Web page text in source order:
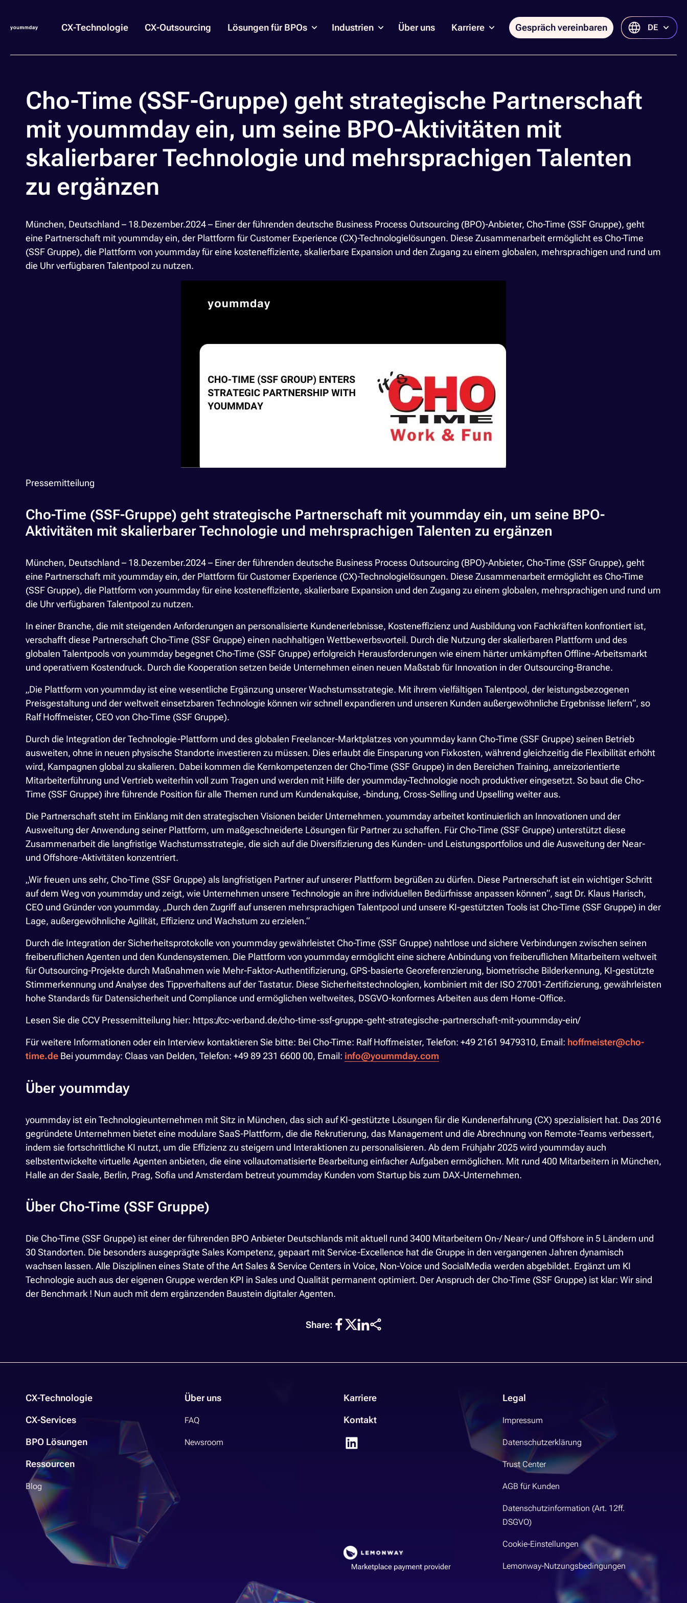
CX-Technologie CX-Outsourcing Lösungen für BPOs Industrien Über uns Karriere Gespräch vereinbaren DE
Cho-Time (SSF-Gruppe) geht strategische Partnerschaft
mit yoummday ein, um seine BPO-Aktivitäten mit
skalierbarer Technologie und mehrsprachigen Talenten
zu ergänzen
München, Deutschland – 18.Dezember.2024– Einer der führenden deutsche Business Process Outsourcing (BPO)-Anbieter, Cho-Time (SSF Gruppe), geht
eine Partnerschaft mit yoummday ein, der Plattform für Customer Experience (CX)-Technologielösungen. Diese Zusammenarbeit ermöglicht es Cho-Time
(SSF Gruppe), die Plattform von yoummday für eine kosteneffiziente, skalierbare Expansion und den Zugang zu einem globalen, mehrsprachigen und rund um
die Uhr verfügbaren Talentpool zu nutzen.
Pressemitteilung
Cho-Time (SSF-Gruppe) geht strategische Partnerschaft mit yoummday ein, um seine BPO-
Aktivitäten mit skalierbarer Technologie und mehrsprachigen Talenten zu ergänzen
München, Deutschland – 18.Dezember.2024– Einer der führenden deutsche Business Process Outsourcing (BPO)-Anbieter, Cho-Time (SSF Gruppe), geht
eine Partnerschaft mit yoummday ein, der Plattform für Customer Experience (CX)-Technologielösungen. Diese Zusammenarbeit ermöglicht es Cho-Time
(SSF Gruppe), die Plattform von yoummday für eine kosteneffiziente, skalierbare Expansion und den Zugang zu einem globalen, mehrsprachigen und rund um
die Uhr verfügbaren Talentpool zu nutzen.
In einer Branche, die mit steigenden Anforderungen an personalisierte Kundenerlebnisse, Kosteneffizienz und Ausbildung von Fachkräften konfrontiert ist,
verschafft diese Partnerschaft Cho-Time (SSF Gruppe) einen nachhaltigen Wettbewerbsvorteil. Durch die Nutzung der skalierbaren Plattform und des
globalen Talentpools von yoummday begegnet Cho-Time (SSF Gruppe) erfolgreich Herausforderungen wie einem härter umkämpften Offline-Arbeitsmarkt
und operativem Kostendruck. Durch die Kooperation setzen beide Unternehmen einen neuen Maßstab für Innovation in der Outsourcing-Branche.
„Die Plattform von yoummday ist eine wesentliche Ergänzung unserer Wachstumsstrategie. Mit ihrem vielfältigen Talentpool, der leistungsbezogenen
Preisgestaltung und der weltweit einsetzbaren Technologie können wir schnell expandieren und unseren Kunden außergewöhnliche Ergebnisse liefern“, so
Ralf Hoffmeister, CEO von Cho-Time (SSF Gruppe).
Durch die Integration der Technologie-Plattform und des globalen Freelancer-Marktplatzes von yoummday kann Cho-Time (SSF Gruppe) seinen Betrieb
ausweiten, ohne in neuen physische Standorte investieren zu müssen. Dies erlaubt die Einsparung von Fixkosten, während gleichzeitig die Flexibilität erhöht
wird, Kampagnen global zu skalieren. Dabei kommen die Kernkompetenzen der Cho-Time (SSF Gruppe) in den Bereichen Training, anreizorientierte
Mitarbeiterführung und Vertrieb weiterhin voll zum Tragen und werden mit Hilfe der yoummday-Technologie noch produktiver eingesetzt. So baut die Cho-
Time (SSF Gruppe) ihre führende Position für alle Themen rund um Kundenakquise, -bindung, Cross-Selling und Upselling weiter aus.
Die Partnerschaft steht im Einklang mit den strategischen Visionen beider Unternehmen. yoummday arbeitet kontinuierlich an Innovationen und der
Ausweitung der Anwendung seiner Plattform, um maßgeschneiderte Lösungen für Partner zu schaffen. Für Cho-Time (SSF Gruppe) unterstützt diese
Zusammenarbeit die langfristige Wachstumsstrategie, die sich auf die Diversifizierung des Kunden- und Leistungsportfolios und die Ausweitung der Near-
und Offshore-Aktivitäten konzentriert.
„Wir freuen uns sehr, Cho-Time (SSF Gruppe) als langfristigen Partner auf unserer Plattform begrüßen zu dürfen. Diese Partnerschaft ist ein wichtiger Schritt
auf dem Weg von yoummday und zeigt, wie Unternehmen unsere Technologie an ihre individuellen Bedürfnisse anpassen können“, sagt Dr. Klaus Harisch,
CEO und Gründer von yoummday. „Durch den Zugriff auf unseren mehrsprachigen Talentpool und unsere KI-gestützten Tools ist Cho-Time (SSF Gruppe) in der
Lage, außergewöhnliche Agilität, Effizienz und Wachstum zu erzielen.“
Durch die Integration der Sicherheitsprotokolle von yoummday gewährleistet Cho-Time (SSF Gruppe) nahtlose und sichere Verbindungen zwischen seinen
freiberuflichen Agenten und den Kundensystemen. Die Plattform von yoummday ermöglicht eine sichere Anbindung von freiberuflichen Mitarbeitern weltweit
für Outsourcing-Projekte durch Maßnahmen wie Mehr-Faktor-Authentifizierung, GPS-basierte Georeferenzierung, biometrische Bilderkennung, KI-gestützte
Stimmerkennung und Analyse des Tippverhaltens auf der Tastatur. Diese Sicherheitstechnologien, kombiniert mit der ISO 27001-Zertifizierung, gewährleisten
hohe Standards für Datensicherheit und Compliance und ermöglichen weltweites, DSGVO-konformes Arbeiten aus dem Home-Office.
Lesen Sie die CCV Pressemitteilung hier: https://cc-verband.de/cho-time-ssf-gruppe-geht-strategische-partnerschaft-mit-yoummday-ein/
Für weitere Informationen oder ein Interview kontaktieren Sie bitte: Bei Cho-Time: Ralf Hoffmeister, Telefon: +49 2161 9479310, Email: hoffmeister@cho-
time.de Bei yoummday: Claas van Delden, Telefon: +49 89 231 6600 00, Email: info@yoummday.com
Über yoummday
yoummday ist ein Technologieunternehmen mit Sitz in München, das sich auf KI-gestützte Lösungen für die Kundenerfahrung (CX) spezialisiert hat. Das 2016
gegründete Unternehmen bietet eine modulare SaaS-Plattform, die die Rekrutierung, das Management und die Abrechnung von Remote-Teams verbessert,
indem sie fortschrittliche KI nutzt, um die Effizienz zu steigern und Interaktionen zu personalisieren. Ab dem Frühjahr 2025 wird yoummday auch
selbstentwickelte virtuelle Agenten anbieten, die eine vollautomatisierte Bearbeitung einfacher Aufgaben ermöglichen. Mit rund 400 Mitarbeitern in München,
Halle an der Saale, Berlin, Prag, Sofia und Amsterdam betreut yoummday Kunden vom Startup bis zum DAX-Unternehmen.
Über Cho-Time (SSF Gruppe)
Die Cho-Time (SSF Gruppe) ist einer der führenden BPO Anbieter Deutschlands mit aktuell rund 3400 Mitarbeitern On-/ Near-/ und Offshore in 5 Ländern und
30 Standorten. Die besonders ausgeprägte Sales Kompetenz, gepaart mit Service-Excellence hat die Gruppe in den vergangenen Jahren dynamisch
wachsen lassen. Alle Disziplinen eines State of the Art Sales & Service Centers in Voice, Non-Voice und SocialMedia werden abgebildet. Ergänzt um KI
Technologie auch aus der eigenen Gruppe werden KPI in Sales und Qualität permanent optimiert. Der Anspruch der Cho-Time (SSF Gruppe) ist klar: Wir sind
der Benchmark ! Nun auch mit dem ergänzenden Baustein digitaler Agenten.
Share:
CX-Technologie
CX-Services
BPO Lösungen
Ressourcen
Blog
Über uns
FAQ
Newsroom
Karriere
Kontakt
Legal
Impressum
Datenschutzerklärung
Trust Center
AGB für Kunden
Datenschutzinformation (Art. 12ff.
DSGVO)
Cookie-Einstellungen
Lemonway-Nutzungsbedingungen